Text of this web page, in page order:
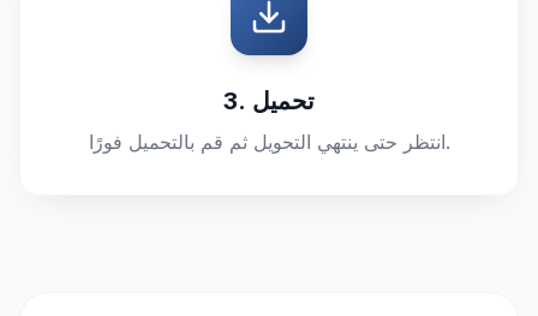
3. تحميل
انتظر حتى ينتهي التحويل ثم قم بالتحميل فورًا.